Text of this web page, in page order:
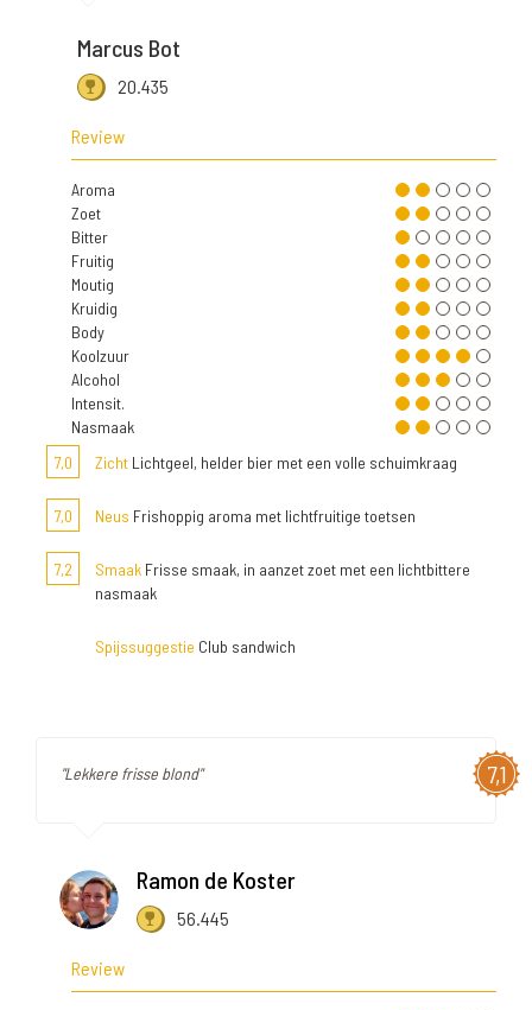
Marcus Bot
20.435
Review
Aroma
Zoet
Bitter
Fruitig
Moutig
Kruidig
Body
Koolzuur
Alcohol
Intensit.
Nasmaak
7,0
Zicht Lichtgeel, helder bier met een volle schuimkraag
7,0 Neus Frishoppig aroma met lichtfruitige toetsen
7,2 Smaak Frisse smaak, in aanzet zoet met een lichtbittere
nasmaak
Spijssuggestie Club sandwich
7,1
"Lekkere frisse blond"
Ramon de Koster
56.445
Review